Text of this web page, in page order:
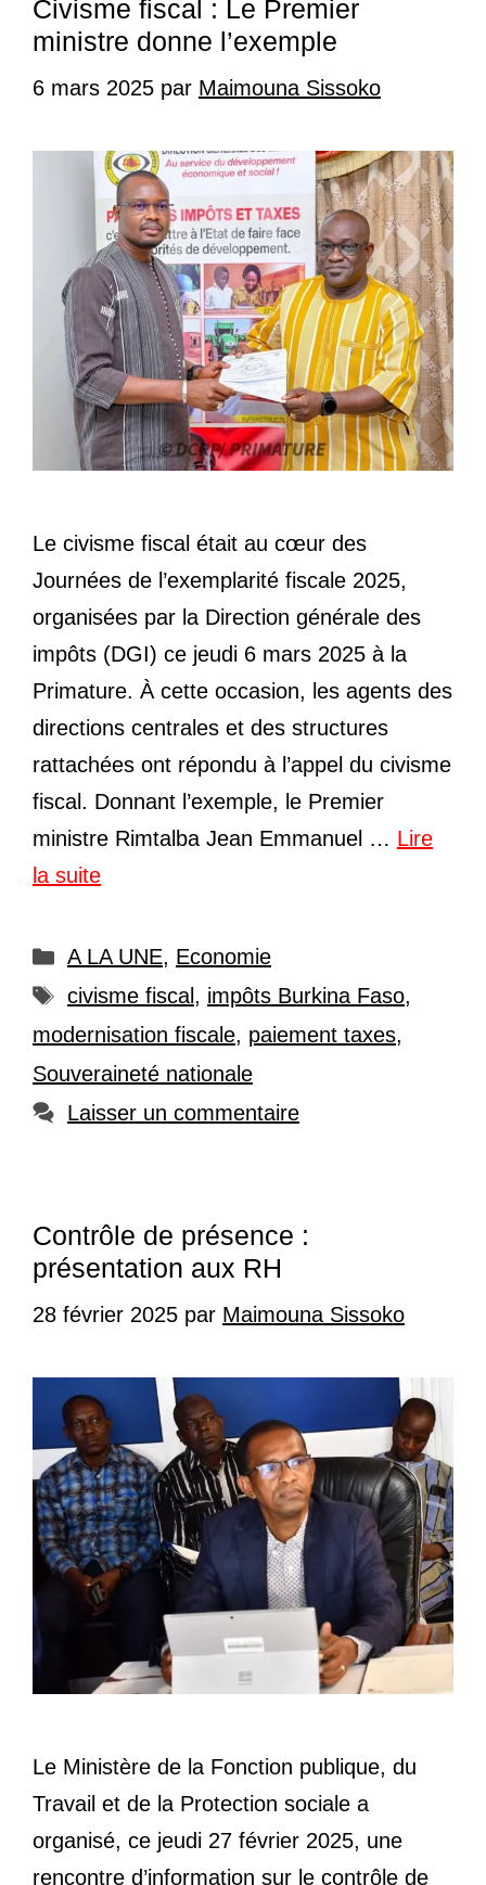
Civisme fiscal : Le Premier
ministre donne l’exemple
6 mars 2025 par Maimouna Sissoko
Le civisme fiscal était au cœur des
Journées de l’exemplarité fiscale 2025,
organisées par la Direction générale des
impôts (DGI) ce jeudi 6 mars 2025 à la
Primature. À cette occasion, les agents des
directions centrales et des structures
rattachées ont répondu à l’appel du civisme
fiscal. Donnant l’exemple, le Premier
ministre Rimtalba Jean Emmanuel … Lire
la suite
Catégories
A LA UNE, Economie
Étiquettes
civisme fiscal , impôts Burkina Faso,
modernisation fiscale, paiement taxes,
Souveraineté nationale
Laisser un commentaire
Contrôle de présence :
présentation aux RH
28 février 2025 par Maimouna Sissoko
Le Ministère de la Fonction publique, du
Travail et de la Protection sociale a
organisé, ce jeudi 27 février 2025, une
rencontre d’information sur le contrôle de